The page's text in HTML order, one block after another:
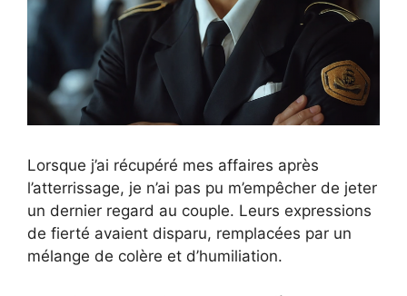
Lorsque j’ai récupéré mes affaires après
l’atterrissage, je n’ai pas pu m’empêcher de jeter
un dernier regard au couple. Leurs expressions
de fierté avaient disparu, remplacées par un
mélange de colère et d’humiliation.